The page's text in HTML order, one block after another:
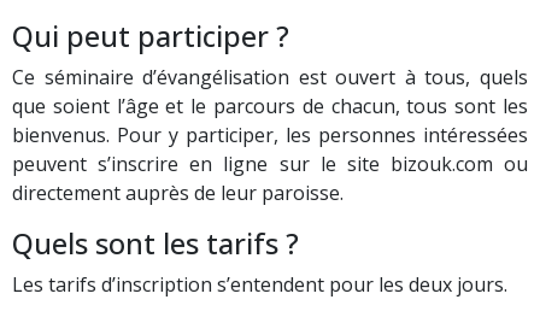
Qui peut participer ?
Ce séminaire d’évangélisation est ouvert à tous, quels
que soient l’âge et le parcours de chacun, tous sont les
bienvenus. Pour y participer, les personnes intéressées
peuvent s’inscrire en ligne sur le site bizouk.com ou
directement auprès de leur paroisse.
Quels sont les tarifs ?
Les tarifs d’inscription s’entendent pour les deux jours.